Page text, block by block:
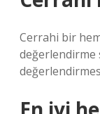
Cerrahi bir
değerlendirme